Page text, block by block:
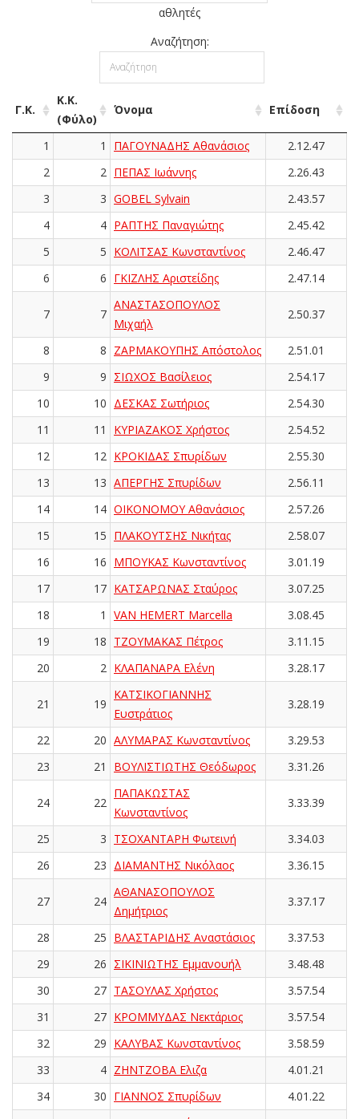
αθλητές
Αναζήτηση:
Γ.Κ.
Κ.Κ.
(Φύλο)
Όνομα Επίδοση
1 1 ΠΑΓΟΥΝΑΔΗΣ Αθανάσιος
2.12.47
2
2 ΠΕΠΑΣ Ιωάννης
2.26.43
3
3 GOBEL Sylvain
2.43.57
4
4 ΡΑΠΤΗΣ Παναγιώτης
2.45.42
5
5 ΚΟΛΙΤΣΑΣ Κωνσταντίνος
2.46.47
6
6 ΓΚΙΖΛΗΣ Αριστείδης 2.47.14
7 7
ΑΝΑΣΤΑΣΟΠΟΥΛΟΣ
Μιχαήλ
2.50.37
8 8 ΖΑΡΜΑΚΟΥΠΗΣ Απόστολος
2.51.01
9
9 ΣΙΩΧΟΣ Βασίλειος
2.54.17
10
10 ΔΕΣΚΑΣ Σωτήριος
2.54.30
11
11 ΚΥΡΙΑΖΑΚΟΣ Χρήστος
2.54.52
12
12 ΚΡΟΚΙΔΑΣ Σπυρίδων
2.55.30
13
13 ΑΠΕΡΓΗΣ Σπυρίδων
2.56.11
14
14 ΟΙΚΟΝΟΜΟΥ Αθανάσιος
2.57.26
15
15 ΠΛΑΚΟΥΤΣΗΣ Νικήτας
2.58.07
16
16 ΜΠΟΥΚΑΣ Κωνσταντίνος
3.01.19
17
17 ΚΑΤΣΑΡΩΝΑΣ Σταύρος
3.07.25
18
1 VAN HEMERT Marcella
3.08.45
19
18 ΤΖΟΥΜΑΚΑΣ Πέτρος
3.11.15
20
2 ΚΛΑΠΑΝΑΡΑ Ελένη 3.28.17
21 19
ΚΑΤΣΙΚΟΓΙΑΝΝΗΣ
Ευστράτιος
3.28.19
22 20 ΑΛΥΜΑΡΑΣ Κωνσταντίνος
3.29.53
23
21 ΒΟΥΛΙΣΤΙΩΤΗΣ Θεόδωρος 3.31.26
24 22
ΠΑΠΑΚΩΣΤΑΣ
Κωνσταντίνος
3.33.39
25 3 ΤΣΟΧΑΝΤΑΡΗ Φωτεινή
3.34.03
26
23 ΔΙΑΜΑΝΤΗΣ Νικόλαος 3.36.15
27 24
ΑΘΑΝΑΣΟΠΟΥΛΟΣ
Δημήτριος
3.37.17
28 25 ΒΛΑΣΤΑΡΙΔΗΣ Αναστάσιος
3.37.53
29
26 ΣΙΚΙΝΙΩΤΗΣ Εμμανουήλ
3.48.48
30
27 ΤΑΣΟΥΛΑΣ Χρήστος
3.57.54
31
27 ΚΡΟΜΜΥΔΑΣ Νεκτάριος
3.57.54
32
29 ΚΑΛΥΒΑΣ Κωνσταντίνος
3.58.59
33
4 ΖΗΝΤΖΟΒΑ Ελιζα
4.01.21
34
30 ΓΙΑΝΝΟΣ Σπυρίδων
4.01.22